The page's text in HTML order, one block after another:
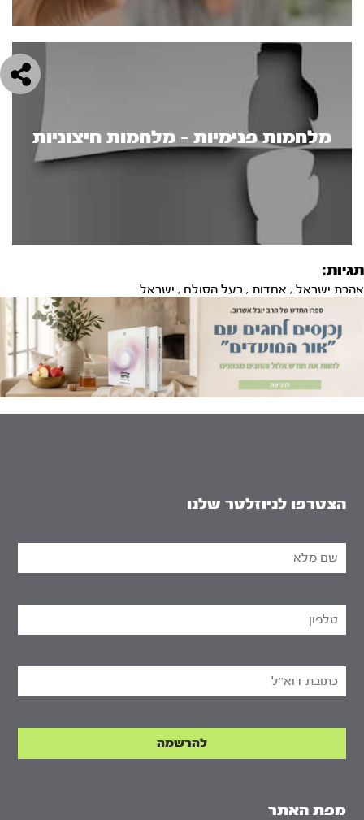
מלחמות פנימיות - מלחמות חיצוניות
תגיות:
אהבת ישראל , אחדות , בעל הסולם , ישראל
מפת האתר
הצטרפו לניוזלטר שלנו